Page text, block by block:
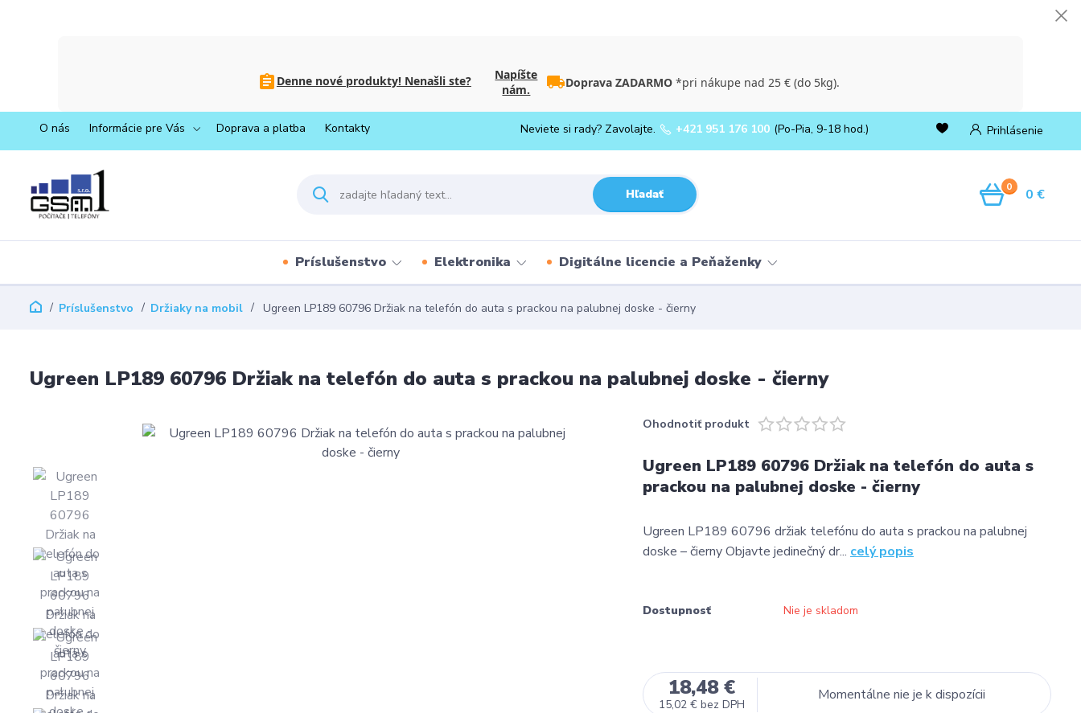
Denne nové produkty! Nenašli ste?
Napíšte
nám.
Doprava ZADARMO*pri nákupe nad 25 € (do 5kg).
O nás Informácie pre Vás Doprava a platba Kontakty Prihlásenie
Hľadať
Neviete si rady? Zavolajte. +421 951 176 100 (Po-Pia, 9-18 hod.)
0 0 €
Príslušenstvo Elektronika Digitálne licencie a Peňaženky
Príslušenstvo Držiaky na mobil Ugreen LP189 60796 Držiak na telefón do auta s prackou na palubnej doske - čierny
Ugreen LP189 60796 Držiak na telefón do auta s prackou na palubnej doske - čierny
Ohodnotiť produkt
Ugreen LP189 60796 Držiak na telefón do auta s
prackou na palubnej doske - čierny
Ugreen LP189 60796 držiak telefónu do auta s prackou na palubnej
doske – čierny Objavte jedinečný dr... celý popis
Dostupnosť Nie je skladom
18,48 €
15,02 € bez DPH
Momentálne nie je k dispozícii